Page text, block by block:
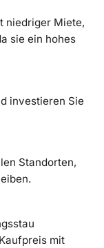
niedriger Miete,
sie ein hohes
investieren Sie
Standorten,
mit